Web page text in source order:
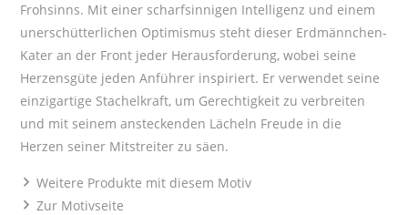
Frohsinns. Mit einer scharfsinnigen Intelligenz und einem
unerschütterlichen Optimismus steht dieser Erdmännchen-
Kater an der Front jeder Herausforderung, wobei seine
Herzensgüte jeden Anführer inspiriert. Er verwendet seine
einzigartige Stachelkraft, um Gerechtigkeit zu verbreiten
und mit seinem ansteckenden Lächeln Freude in die
Herzen seiner Mitstreiter zu säen.
Weitere Produkte mit diesem Motiv
Zur Motivseite